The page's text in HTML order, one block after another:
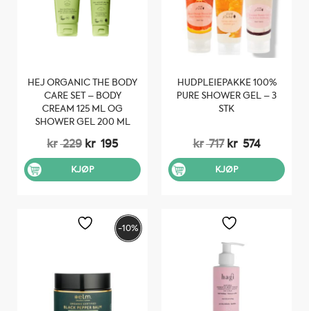
HEJ ORGANIC THE BODY
CARE SET – BODY
CREAM 125 ML OG
SHOWER GEL 200 ML
kr229 Opprinnelig
pris
var:
kr 229.
kr 195Nåværende
pris
kr 195.
KJØP
HUDPLEIEPAKKE 100%
PURE SHOWER GEL – 3
STK
kr717 Opprinnelig
pris
var:
kr 717.
kr 574
pris
kr 574.
KJØP
-10%